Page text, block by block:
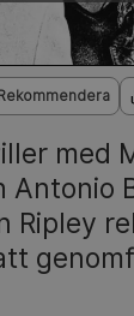
med
Antonio
Ripley